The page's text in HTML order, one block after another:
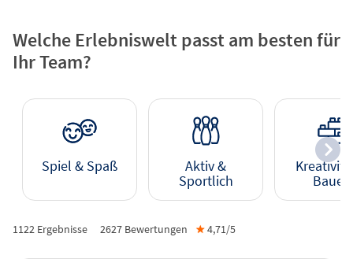
Welche Erlebniswelt passt am besten für
Ihr Team?
Spiel & Spaß
Aktiv &
Sportlich
Bauen
1122 Ergebnisse 2627 Bewertungen ★4,71/5